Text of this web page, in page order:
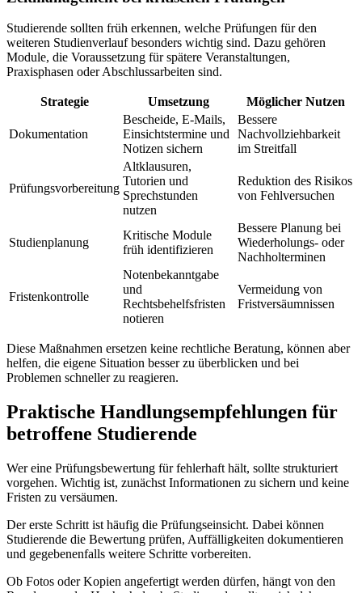
Studierende sollten früh erkennen, welche Prüfungen für den
weiteren Studienverlauf besonders wichtig sind. Dazu gehören
Module, die Voraussetzung für spätere Veranstaltungen,
Praxisphasen oder Abschlussarbeiten sind.
Strategie Umsetzung Möglicher Nutzen
Dokumentation
Bescheide, E-Mails,
Einsichtstermine und
Notizen sichern
Bessere
Nachvollziehbarkeit
im Streitfall
Prüfungsvorbereitung
Altklausuren,
Tutorien und
Sprechstunden
nutzen
Reduktion des Risikos
von Fehlversuchen
Studienplanung
Kritische Module
früh identifizieren
Bessere Planung bei
Wiederholungs- oder
Nachholterminen
Fristenkontrolle
Notenbekanntgabe
und
Rechtsbehelfsfristen
notieren
Vermeidung von
Fristversäumnissen
Diese Maßnahmen ersetzen keine rechtliche Beratung, können aber
helfen, die eigene Situation besser zu überblicken und bei
Problemen schneller zu reagieren.
Praktische Handlungsempfehlungen für
betroffene Studierende
Wer eine Prüfungsbewertung für fehlerhaft hält, sollte strukturiert
vorgehen. Wichtig ist, zunächst Informationen zu sichern und keine
Fristen zu versäumen.
Der erste Schritt ist häufig die Prüfungseinsicht. Dabei können
Studierende die Bewertung prüfen, Auffälligkeiten dokumentieren
und gegebenenfalls weitere Schritte vorbereiten.
Ob Fotos oder Kopien angefertigt werden dürfen, hängt von den